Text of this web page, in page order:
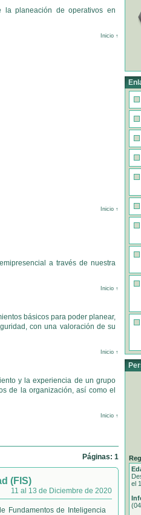
la planeación de operativos en
Inicio ↑
Inicio ↑
a través de nuestra
Inicio ↑
básicos para poder planear,
con una valoración de su
Inicio ↑
y la experiencia de un grupo
de la organización, así como el
Inicio ↑
Páginas: 1
(FIS)
11 al 13 de Diciembre de 2020
Fundamentos de Inteligencia
el